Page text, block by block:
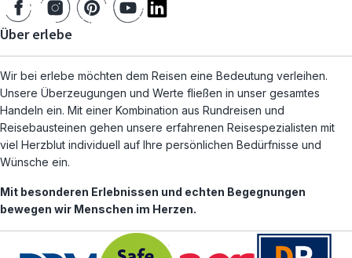
Über erlebe
Wir bei erlebe möchten dem Reisen eine Bedeutung verleihen.
Unsere Überzeugungen und Werte fließen in unser gesamtes
Handeln ein. Mit einer Kombination aus Rundreisen und
Reisebausteinen gehen unsere erfahrenen Reisespezialisten mit
viel Herzblut individuell auf Ihre persönlichen Bedürfnisse und
Wünsche ein.
Mit besonderen Erlebnissen und echten Begegnungen
bewegen wir Menschen im Herzen.